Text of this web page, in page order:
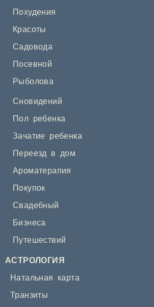
Похудения
Красоты
Садовода
Посевной
Рыболова
Сновидений
Пол ребенка
Зачатие ребенка
Переезд в дом
Ароматерапия
Покупок
Свадебный
Бизнеса
Путешествий
АСТРОЛОГИЯ
Натальная карта
Транзиты